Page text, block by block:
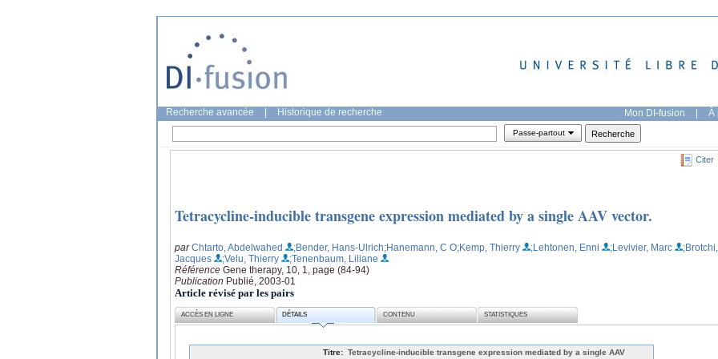
Recherche avancée Historique de recherche Mon DI-fusion | À
Passe-partout
Citer
Tetracycline-inducible transgene expression mediated by a single AAV vector.
parChtarto, Abdelwahed ;Bender, Hans-Ulrich;Hanemann, C O;Kemp, Thierry ;Lehtonen, Enni ;Levivier, Marc
;Brotchi,
Jacques
;Velu, Thierry
;Tenenbaum, Liliane
Référence Gene therapy, 10, 1, page (84-94)
Publication Publié, 2003-01
Article révisé par les pairs
ACCÈS EN LIGNE DÉTAILS CONTENU STATISTIQUES
Titre: Tetracycline-inducible transgene expression mediated by a single AAV